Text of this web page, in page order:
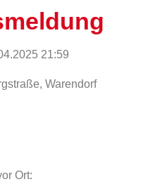
21:59
Warendorf
Ort: